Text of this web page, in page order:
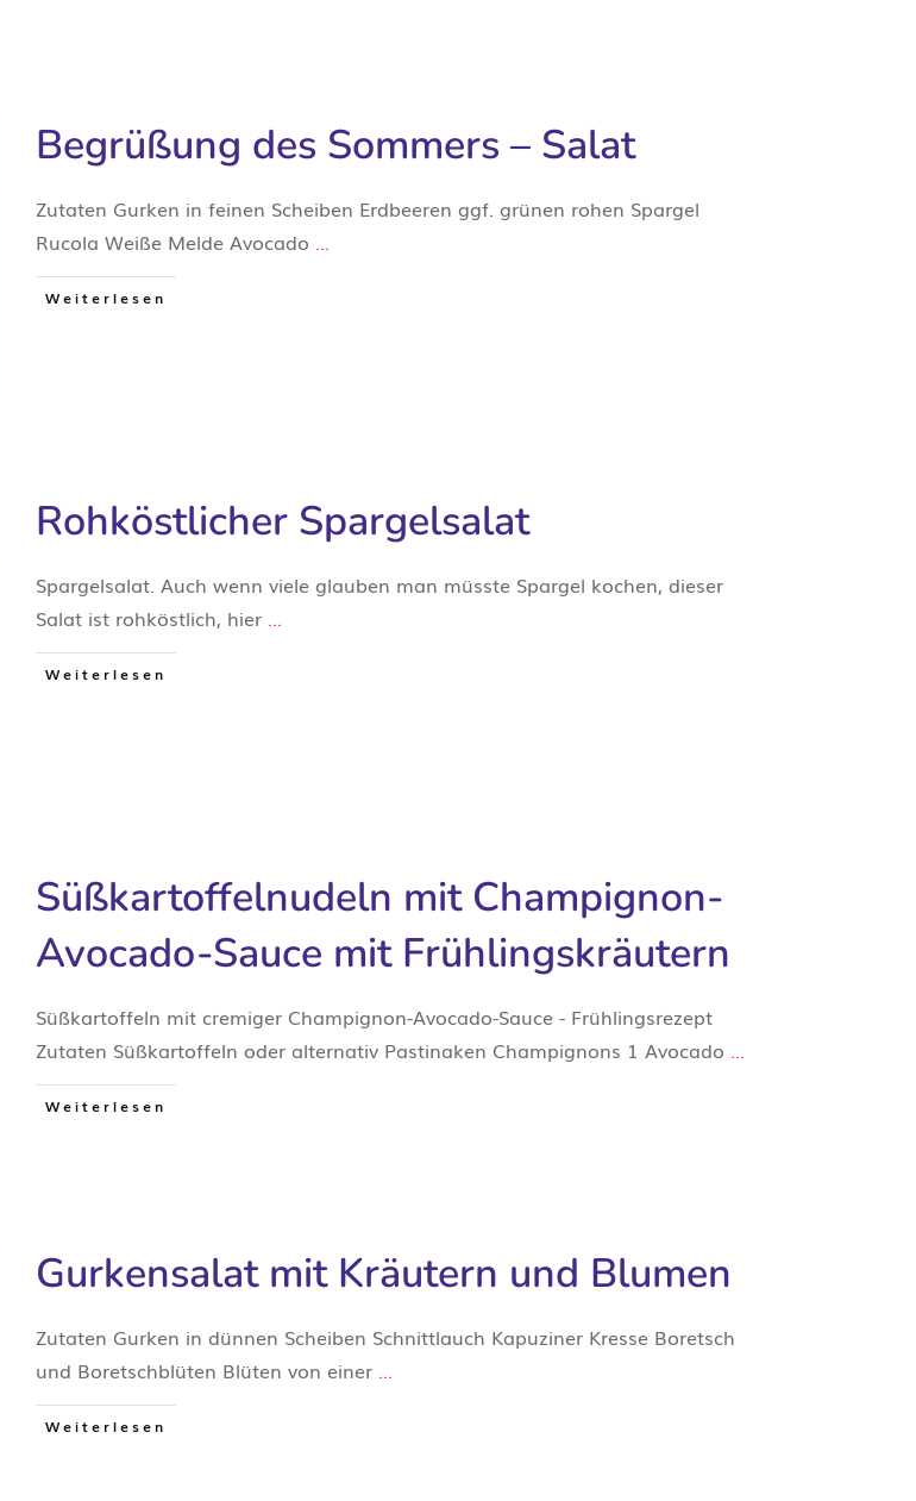
Begrüßung des Sommers – Salat
Zutaten Gurken in feinen Scheiben Erdbeeren ggf. grünen rohen Spargel
Rucola Weiße Melde Avocado ...
Weiterlesen
Rohköstlicher Spargelsalat
​Spargelsalat. Auch wenn viele glauben man müsste Spargel kochen, dieser
Salat ist rohköstlich, hier ...
Weiterlesen
Süßkartoffelnudeln mit Champignon-
Avocado-Sauce mit Frühlingskräutern
Süßkartoffeln mit cremiger Champignon-Avocado-Sauce - Frühlingsrezept
Zutaten Süßkartoffeln oder alternativ Pastinaken Champignons 1 Avocado ...
Weiterlesen
Gurkensalat mit Kräutern und Blumen
​Zutaten Gurken in dünnen Scheiben Schnittlauch Kapuziner Kresse Boretsch
und Boretschblüten Blüten von einer ...
Weiterlesen